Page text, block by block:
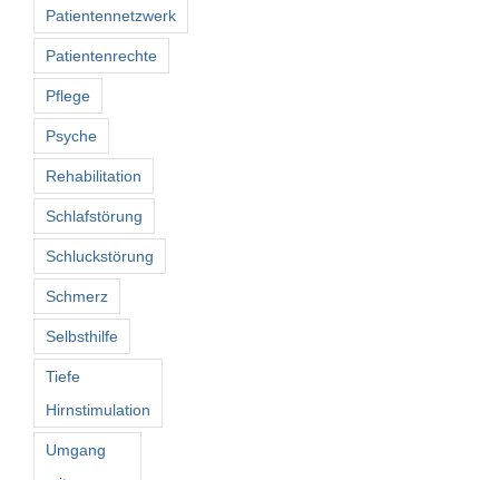
Patientennetzwerk
Patientenrechte
Pflege
Psyche
Rehabilitation
Schlafstörung
Schluckstörung
Schmerz
Selbsthilfe
Tiefe
Hirnstimulation
Umgang